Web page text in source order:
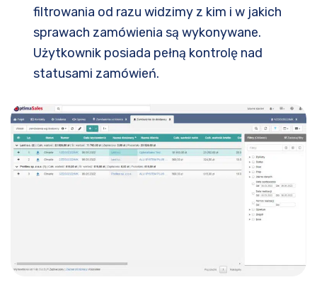
filtrowania od razu widzimy z kim i w jakich
sprawach zamówienia są wykonywane.
Użytkownik posiada pełną kontrolę nad
statusami zamówień.